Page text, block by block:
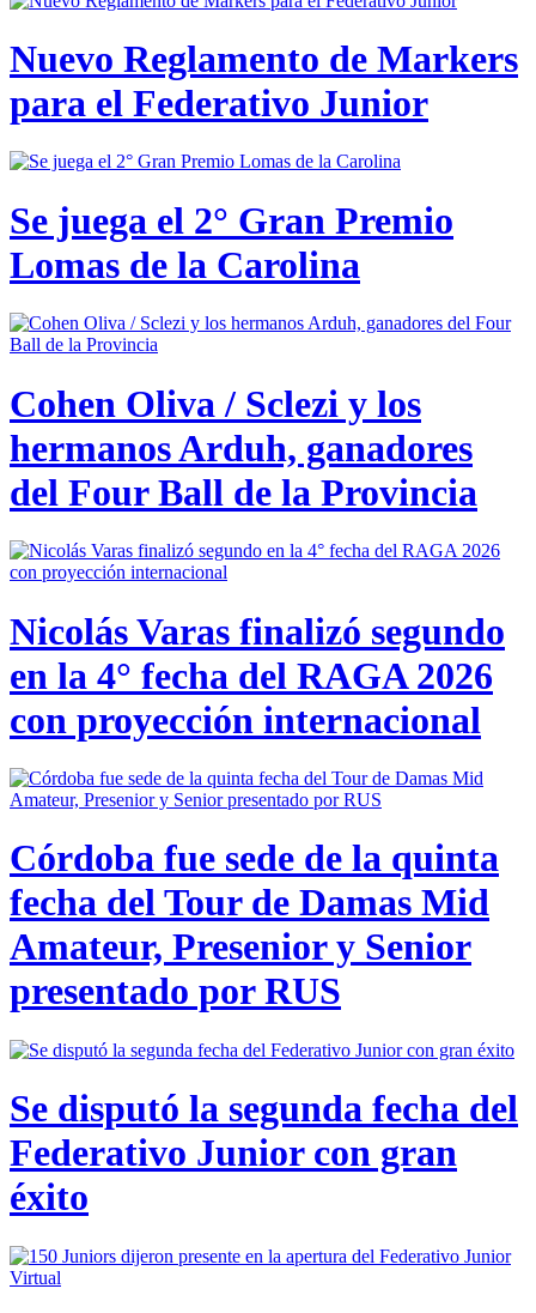
Nuevo Reglamento de Markers
para el Federativo Junior
Se juega el 2° Gran Premio
Lomas de la Carolina
Cohen Oliva / Sclezi y los
hermanos Arduh, ganadores
del Four Ball de la Provincia
Nicolás Varas finalizó segundo
en la 4° fecha del RAGA 2026
con proyección internacional
Córdoba fue sede de la quinta
fecha del Tour de Damas Mid
Amateur, Presenior y Senior
presentado por RUS
Se disputó la segunda fecha del
Federativo Junior con gran
éxito